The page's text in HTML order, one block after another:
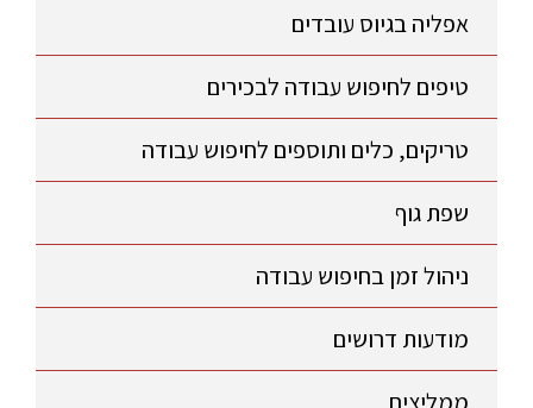
אפליה בגיוס עובדים
טיפים לחיפוש עבודה לבכירים
טריקים, כלים ותוספים לחיפוש עבודה
שפת גוף
ניהול זמן בחיפוש עבודה
מודעות דרושים